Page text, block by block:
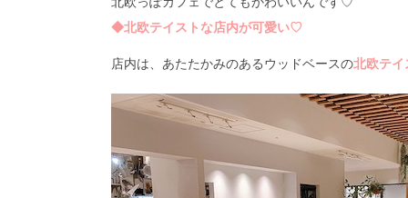
◆北欧テイストな店内が可愛い♡
店内は、あたたかみのあるウッドベースの北欧テイ